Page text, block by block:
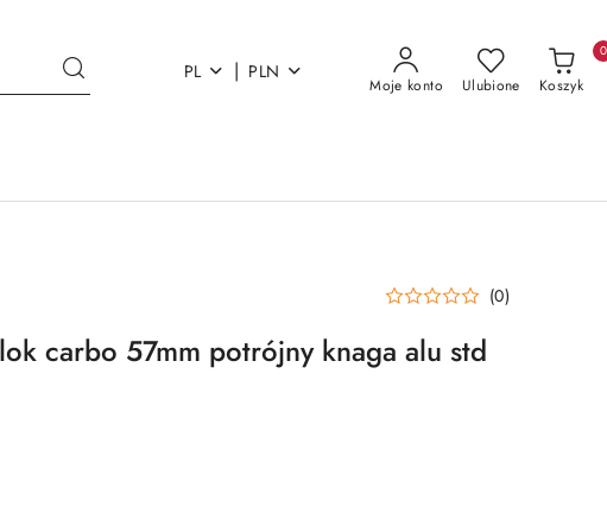
PL | PLN
Moje konto Ulubione Koszyk
0
(0)
carbo 57mm potrójny knaga alu std